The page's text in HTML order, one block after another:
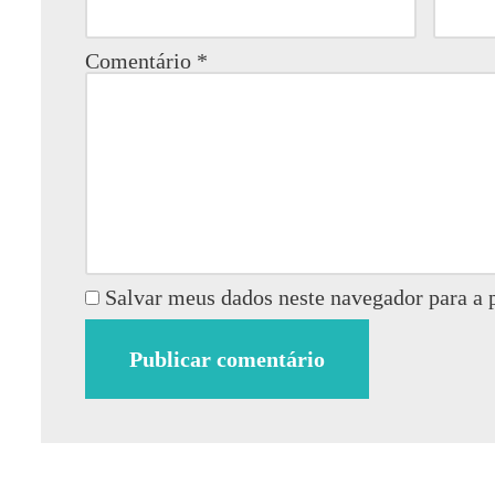
Comentário *
Salvar meus dados neste navegador para